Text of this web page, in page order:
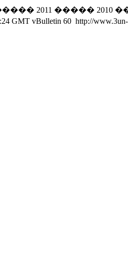
2011 ����� 2010
GMT vBulletin 60 http://